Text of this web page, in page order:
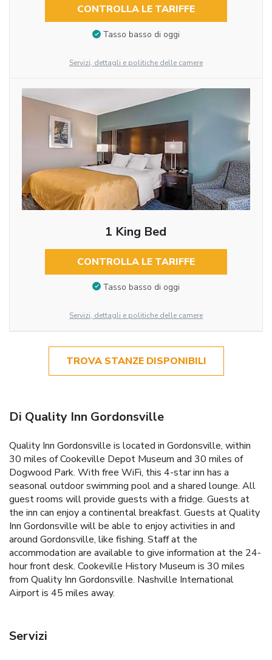
CONTROLLA LE TARIFFE
Tasso basso di oggi
Servizi, dettagli e politiche delle camere
1 King Bed
CONTROLLA LE TARIFFE
Tasso basso di oggi
Servizi, dettagli e politiche delle camere
TROVA STANZE DISPONIBILI
Di Quality Inn Gordonsville
Quality Inn Gordonsville is located in Gordonsville, within
30 miles of Cookeville Depot Museum and 30 miles of
Dogwood Park. With free WiFi, this 4-star inn has a
seasonal outdoor swimming pool and a shared lounge. All
guest rooms will provide guests with a fridge. Guests at
the inn can enjoy a continental breakfast. Guests at Quality
Inn Gordonsville will be able to enjoy activities in and
around Gordonsville, like fishing. Staff at the
accommodation are available to give information at the 24-
hour front desk. Cookeville History Museum is 30 miles
from Quality Inn Gordonsville. Nashville International
Airport is 45 miles away.
Servizi